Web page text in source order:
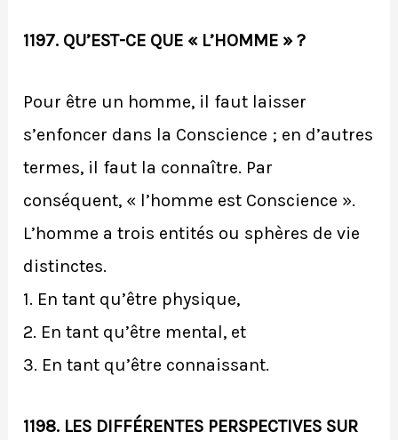
1197. QU’EST-CE QUE « L’HOMME » ?
Pour être un homme, il faut laisser
s’enfoncer dans la Conscience ; en d’autres
termes, il faut la connaître. Par
conséquent, « l’homme est Conscience ».
L’homme a trois entités ou sphères de vie
distinctes.
1. En tant qu’être physique,
2. En tant qu’être mental, et
3. En tant qu’être connaissant.
1198. LES DIFFÉRENTES PERSPECTIVES SUR